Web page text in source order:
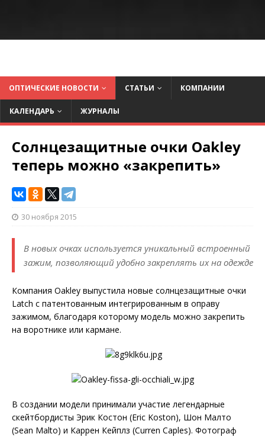
ОПТИЧЕСКИЕ НОВОСТИ СТАТЬИ КОМПАНИИ
КАЛЕНДАРЬ ЖУРНАЛЫ
Солнцезащитные очки Oakley
теперь можно «закрепить»
30 ноября 2015
В новых очках используется уникальный встроенный
зажим, позволяющий удобно закреплять их на одежде
Компания Oakley выпустила новые солнцезащитные очки
Latch с патентованным интегрированным в оправу
зажимом, благодаря которому модель можно закрепить
на воротнике или кармане.
В создании модели принимали участие легендарные
скейтбордисты Эрик Костон (Eric Koston), Шон Малто
(Sean Malto) и Каррен Кейплз (Curren Caples). Фотограф